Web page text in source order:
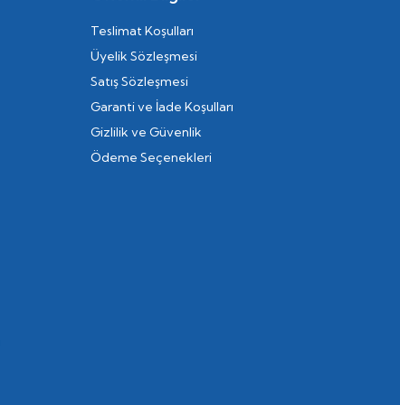
Teslimat Koşulları
Üyelik Sözleşmesi
Satış Sözleşmesi
Garanti ve İade Koşulları
Gizlilik ve Güvenlik
Ödeme Seçenekleri